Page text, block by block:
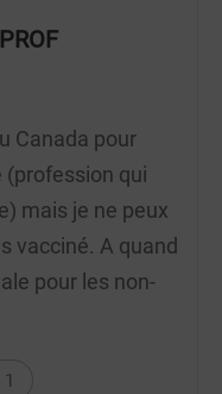
Canada pour
(profession qui
mais je ne peux
vacciné. A quand
pour les non-
1